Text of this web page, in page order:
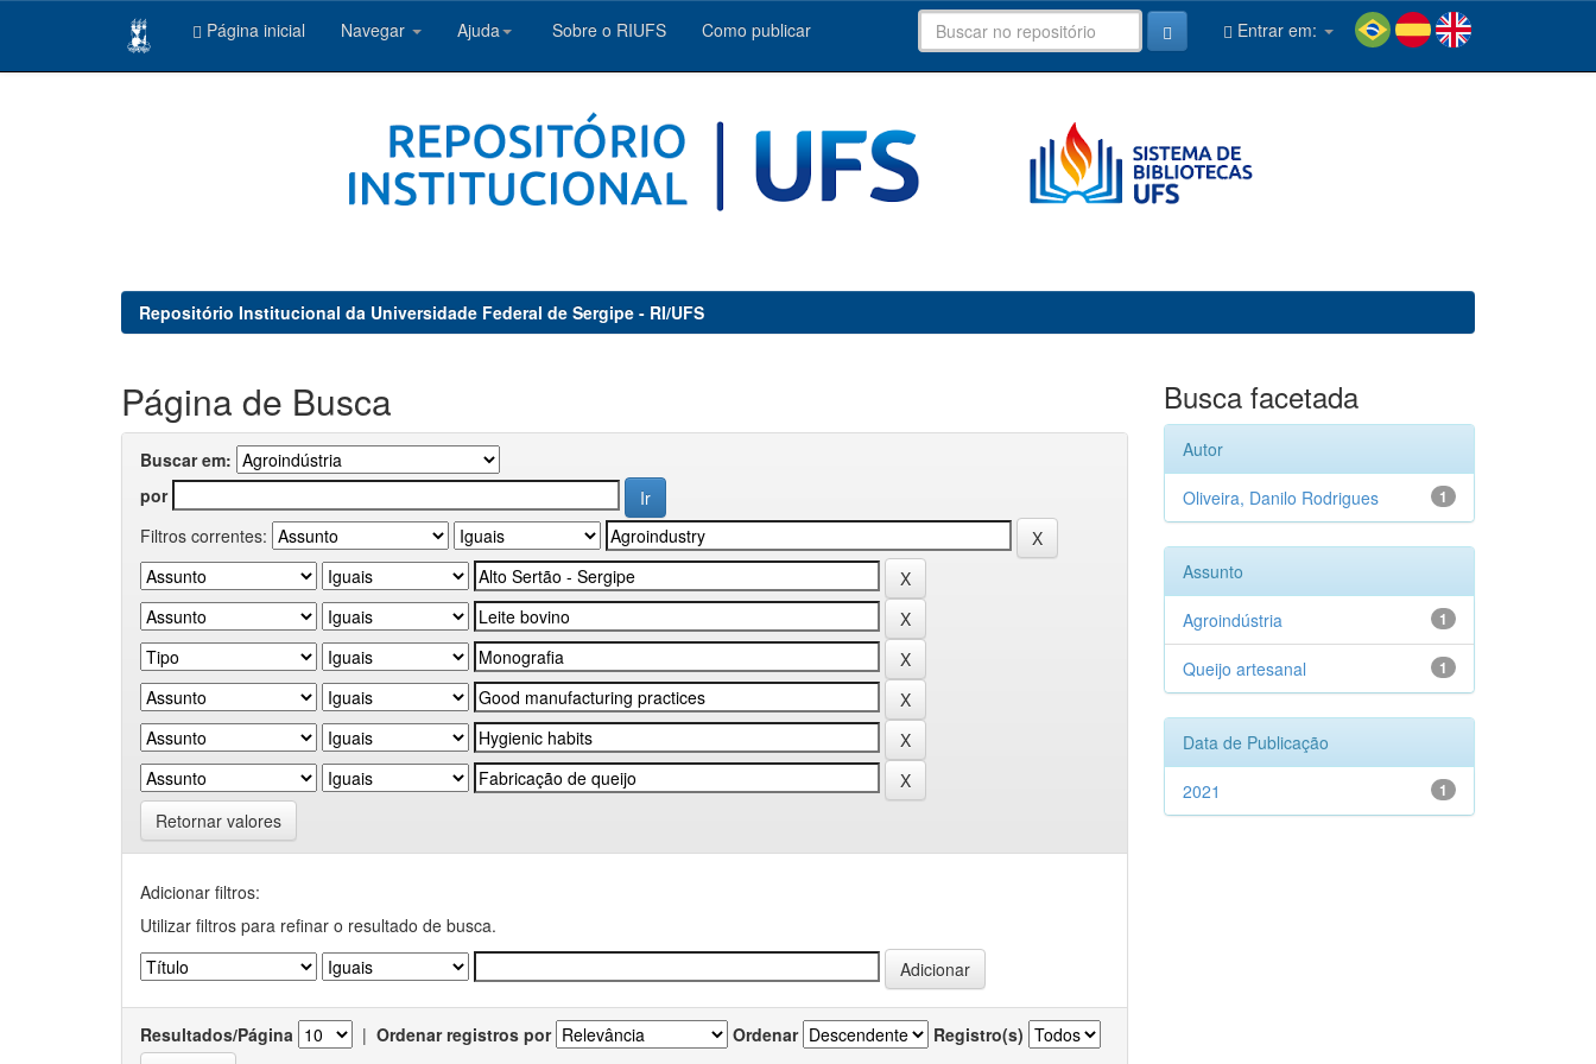
Página inicial Navegar Ajuda Sobre o RIUFS Como publicar Entrar em:
Repositório Institucional da Universidade Federal de Sergipe - RI/UFS
Página de Busca
Buscar em:
por
Filtros correntes:
Retornar valores
Adicionar filtros:
Utilizar filtros para refinar o resultado de busca.
Resultados/Página | Ordenar registros por Ordenar Registro(s)
Busca facetada
Autor
1
Oliveira, Danilo Rodrigues
Assunto
1
Agroindústria
1
Queijo artesanal
Data de Publicação
1
2021